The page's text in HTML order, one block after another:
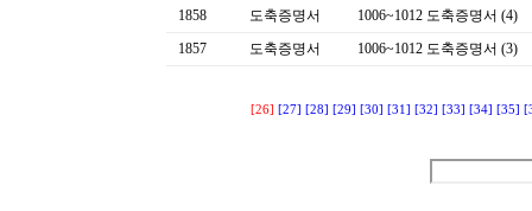
1858
도축증명서
1006~1012 도축증명서 (4)
1857
도축증명서 1006~1012 도축증명서 (3)
[26] [27] [28] [29] [30] [31] [32] [33] [34] [35]